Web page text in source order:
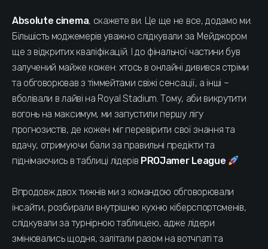
Absolute cinema, скажете ви. Це ще не все, додамо ми.
Більшість моджемерів уважно слідкували за Мейджором
ще з відкритих кваліфікацій. І до фінальної частини був
залучений майже кожен: хтось в онлайні дивився стріми
та обговорював з тіммейтами свіжі сенсації, а інші –
вболівали в лайві на Royal Stadium. Тому, аби викрутити
вогонь на максимум, ми запустили першу лігу
прогнозистів, де кожен міг перевірити свої знання та
вдачу, отримуючи бали за правильні предікти та
піднімаючись в таблиці лідерів PROJamer League
Впродовж двох тижнів ми з командою обговорювали
інсайти, розбирали внутрішню кухню кіберспортсменів,
слідкували за турнірною таблицею, адже лідери
змінювались щодня, залітали разом на вотчпаті та